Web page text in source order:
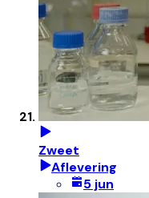
Zweet
Aflevering
5 jun